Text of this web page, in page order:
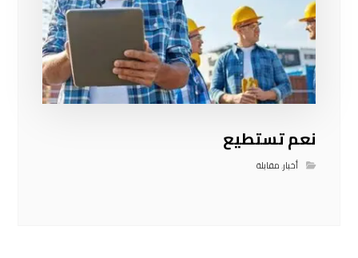
نعم تستطيع
أخبار,مقابلة